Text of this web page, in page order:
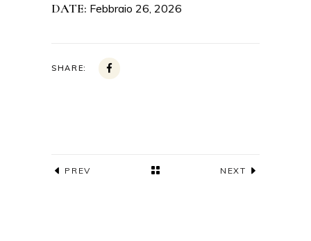
DATE: Febbraio 26, 2026
SHARE:
PREV NEXT